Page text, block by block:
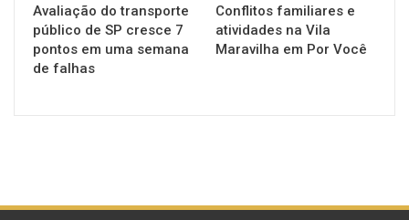
Avaliação do transporte
público de SP cresce 7
pontos em uma semana
de falhas
Conflitos familiares e
atividades na Vila
Maravilha em Por Você